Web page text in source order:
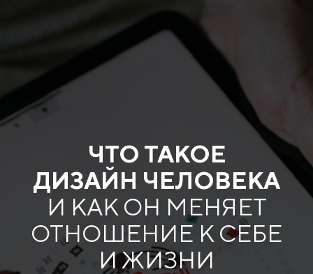
ЧТО ТАКОЕ
ДИЗАЙН ЧЕЛОВЕКА
И КАК ОН МЕНЯЕТ
ОТНОШЕНИЕ К СЕБЕ
И ЖИЗНИ